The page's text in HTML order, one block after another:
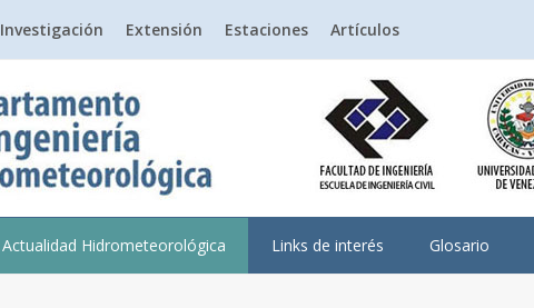
Investigación Extensión Estaciones Artículos
Actualidad Hidrometeorológica Links de interés Glosario